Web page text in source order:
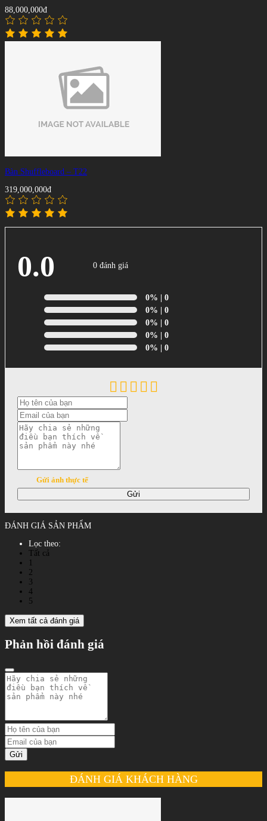
88,000,000đ
Bàn Shuffleboard – T22
319,000,000đ
0.0 0 đánh giá
0% | 0
0% | 0
0% | 0
0% | 0
0% | 0
Gửi ảnh thực tế
Gửi
ĐÁNH GIÁ SẢN PHẨM
Lọc theo:
Tất cả
2
3
4
5
Xem tất cả đánh giá
Phản hồi đánh giá
Gửi
ĐÁNH GIÁ KHÁCH HÀNG